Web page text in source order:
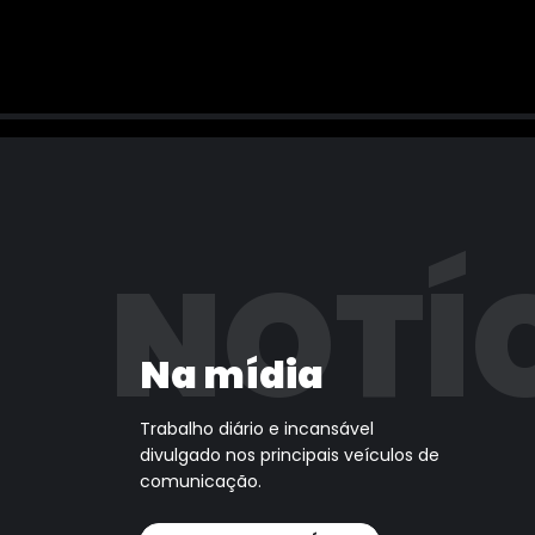
Na mídia
Trabalho diário e incansável
divulgado nos principais veículos de
comunicação.